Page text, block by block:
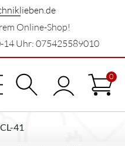
Online-Shop!
14 Uhr: 075425589010
0
41